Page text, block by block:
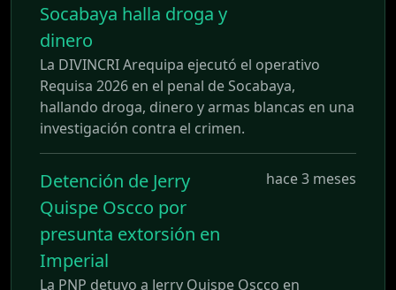
Socabaya halla droga y
dinero
La DIVINCRI Arequipa ejecutó el operativo
Requisa 2026 en el penal de Socabaya,
hallando droga, dinero y armas blancas en una
investigación contra el crimen.
Detención de Jerry
Quispe Oscco por
presunta extorsión en
Imperial
hace 3 meses
La PNP detuvo a Jerry Quispe Oscco en